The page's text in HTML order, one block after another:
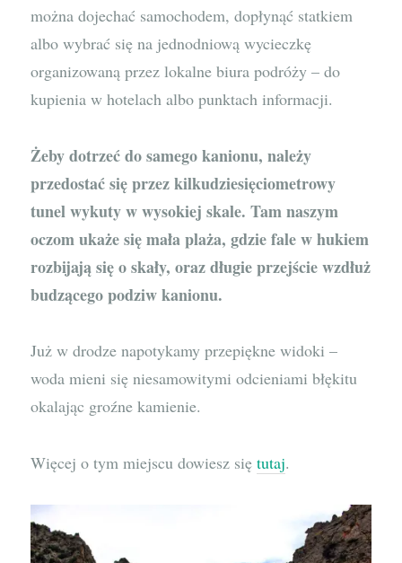
można dojechać samochodem, dopłynąć statkiem
albo wybrać się na jednodniową wycieczkę
organizowaną przez lokalne biura podróży – do
kupienia w hotelach albo punktach informacji.
Żeby dotrzeć do samego kanionu, należy
przedostać się przez kilkudziesięciometrowy
tunel wykuty w wysokiej skale. Tam naszym
oczom ukaże się mała plaża, gdzie fale w hukiem
rozbijają się o skały, oraz długie przejście wzdłuż
budzącego podziw kanionu.
Już w drodze napotykamy przepiękne widoki –
woda mieni się niesamowitymi odcieniami błękitu
okalając groźne kamienie.
Więcej o tym miejscu dowiesz siętutaj.